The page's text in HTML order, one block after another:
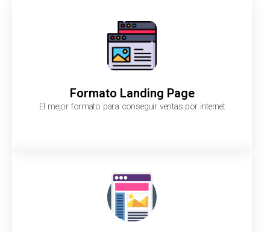
Formato Landing Page
El mejor formato para conseguir ventas por internet